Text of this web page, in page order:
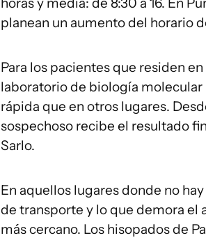
planean un aumento del horario
Para los pacientes que residen
laboratorio de biología molecular
rápida que en otros lugares.
sospechoso recibe el resultado
Sarlo.
En aquellos lugares donde no
de transporte y lo que demora el
más cercano. Los hisopados de